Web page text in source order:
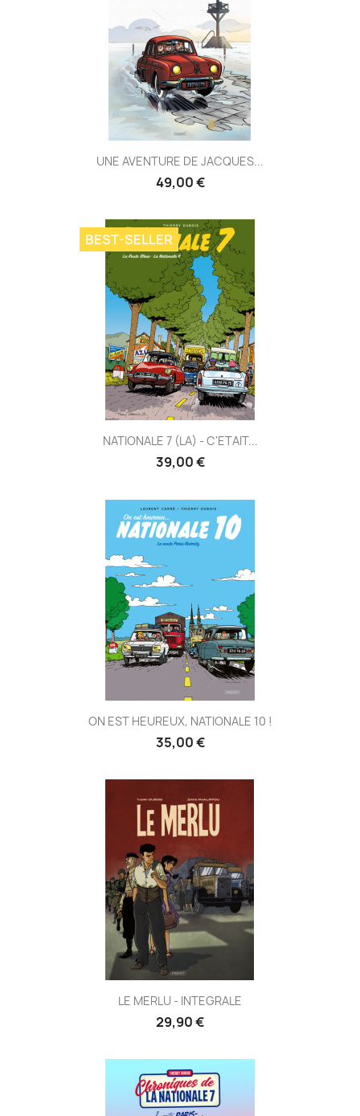
UNE AVENTURE DE JACQUES...
49,00 €
NATIONALE 7 (LA) - C'ETAIT...
39,00 €
BEST-SELLER
ON EST HEUREUX, NATIONALE 10 !
35,00 €
LE MERLU - INTEGRALE
29,90 €